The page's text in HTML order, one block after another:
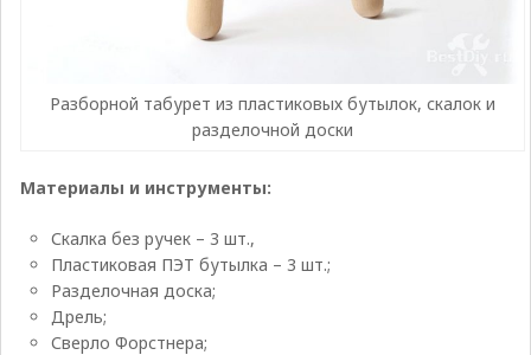
Разборной табурет из пластиковых бутылок, скалок и
разделочной доски
Материалы и инструменты:
Скалка без ручек – 3 шт.,
Пластиковая ПЭТ бутылка – 3 шт.;
Разделочная доска;
Дрель;
Сверло Форстнера;